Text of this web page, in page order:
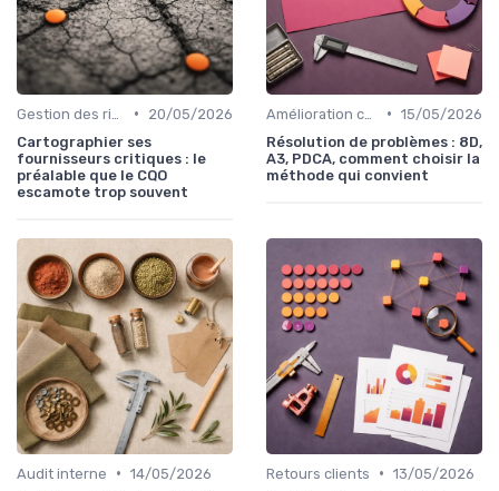
•
20/05/2026
Cartographier ses
fournisseurs critiques : le
préalable que le CQO
escamote trop souvent
• 15/05/2026
Résolution de problèmes : 8D,
A3, PDCA, comment choisir la
méthode qui convient
Audit interne • 14/05/2026
Retours clients • 13/05/2026